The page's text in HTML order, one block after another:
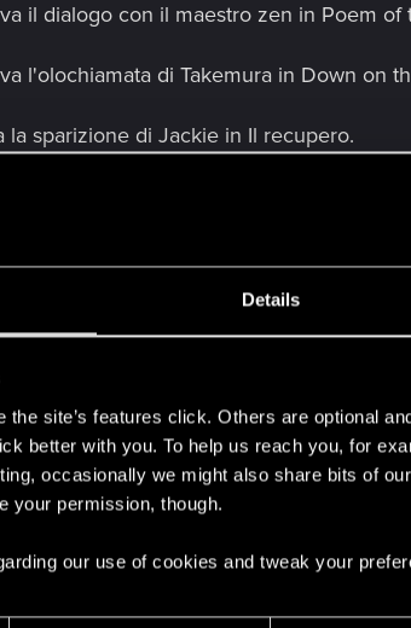
Details
the site’s features click. Others are optional
better with you. To help us reach you, for
occasionally we might also share bits of
your permission, though.
our use of cookies and tweak your
il dialogo con il maestro zen in Poem of
l'olochiamata di Takemura in Down on
la sparizione di Jackie in Il recupero.
di scendere dall'auto in The Beast
di ricevere olochiamate e
l'aggiornamento della missione dopo
danneggiati da un raro
Stiamo ancora indagando sul problema.
di riscuotere la ricompensa in Contratto:
non poteva riscuotere la ricompensa, e
Delamain silenzioso se V aveva